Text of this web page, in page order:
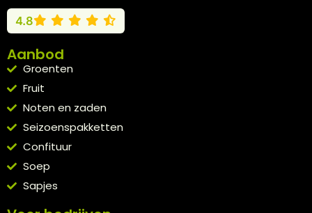
4.8
Aanbod
Groenten
Fruit
Noten en zaden
Seizoenspakketten
Confituur
Soep
Sapjes